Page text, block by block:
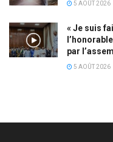
5 AOÛT 2026
« Je suis
par
5 AOÛT 2026